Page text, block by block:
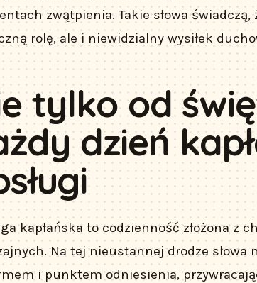
zwątpienia. Takie słowa
rolę, ale i niewidzialny wysiłek
tylko od
dzień
kapłańska to codzienność złożona z
Na tej nieustannej drodze
i punktem odniesienia,